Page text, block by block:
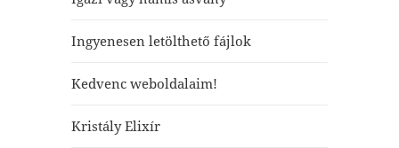
Ingyenesen letölthető fájlok
Kedvenc weboldalaim!
Kristály Elixír